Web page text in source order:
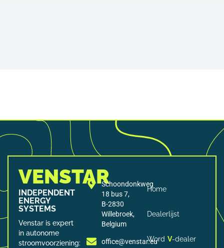
VENSTAR
INDEPENDENT
ENERGY
SYSTEMS
Venstar is expert
in autonome
stroomvoorziening:
Schoondonkweg
18 bus 7,
B-2830
Willebroek,
Belgium
office@venstar.eu
Home
Dealerlijst
Word V-dealer